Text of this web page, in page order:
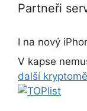
Partneři
I na nový
V kapse
další